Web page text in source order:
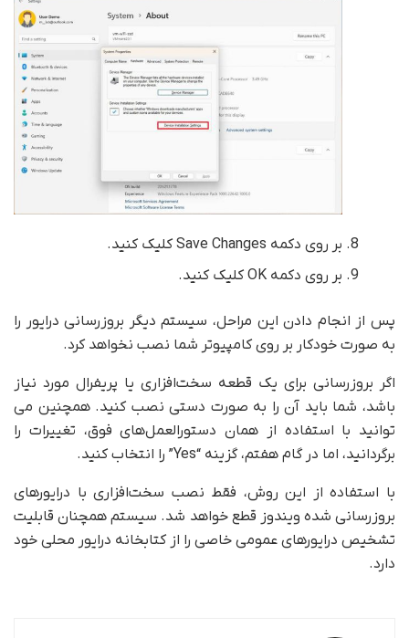
بر روی دکمه Save Changes کلیک کنید.
بر روی دکمه OK کلیک کنید.
پس از انجام دادن این مراحل، سیستم دیگر بروزرسانی درایور را
به صورت خودکار بر روی کامپیوتر شما نصب نخواهد کرد.
اگر بروزرسانی برای یک قطعه سخت‌افزاری یا پریفرال مورد نیاز
باشد، شما باید آن را به صورت دستی نصب کنید. همچنین می
توانید با استفاده از همان دستورالعمل‌های فوق، تغییرات را
برگردانید، اما در گام هفتم، گزینه “Yes” را انتخاب کنید.
با استفاده از این روش، فقط نصب سخت‌افزاری با درایورهای
بروزرسانی شده ویندوز قطع خواهد شد. سیستم همچنان قابلیت
تشخیص درایورهای عمومی خاصی را از کتابخانه درایور محلی خود
دارد.